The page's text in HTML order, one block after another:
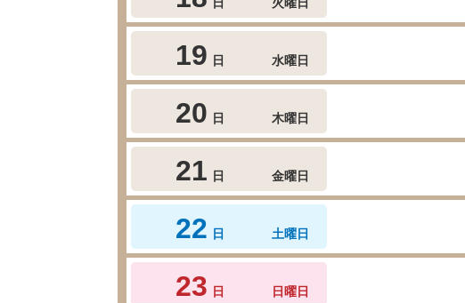
19 日 水曜日
20 日 木曜日
21 日 金曜日
22 日 土曜日
23 日 日曜日